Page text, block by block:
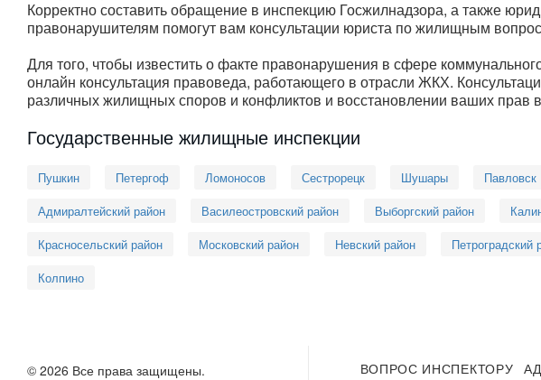
Корректно составить обращение в инспекцию Госжилнадзора, а также
правонарушителям помогут вам консультации юриста по жилищным
Для того, чтобы известить о факте правонарушения в сфере
онлайн консультация правоведа, работающего в отрасли ЖКХ.
различных жилищных споров и конфликтов и восстановлении ваших
Государственные жилищные инспекции
Пушкин Петергоф Ломоносов Сестрорецк Шушары Павловск
Адмиралтейский район
Василеостровский район Выборгский район
Красносельский район
Московский район Невский район Петроградский
Колпино
© 2026 Все права защищены.
ВОПРОС ИНСПЕКТОРУ